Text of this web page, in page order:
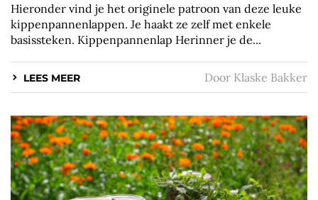
Hieronder vind je het originele patroon van deze leuke
kippenpannenlappen. Je haakt ze zelf met enkele
basissteken. Kippenpannenlap Herinner je de...
LEES MEER Door Klaske Bakker